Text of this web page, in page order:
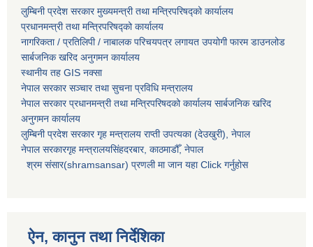
लुम्बिनी प्रदेश सरकार मुख्यमन्त्री तथा मन्त्रिपरिषद्को कार्यालय
प्रधानमन्त्री तथा मन्त्रिपरिषद्को कार्यालय
नागरिकता / प्रतिलिपी / नाबालक परिचयपत्र लगायत उपयोगी फारम डाउनलोड
सार्बजनिक खरिद अनुगमन कार्यालय
स्थानीय तह GIS नक्सा
नेपाल सरकारसञ्चार तथा सुचना प्रविधि मन्त्रालय
नेपाल सरकार प्रधानमन्त्री तथा मन्त्रिपरिषदको कार्यालय सार्बजनिक खरिद
अनुगमन कार्यालय
लुम्बिनी प्रदेश सरकार गृह मन्त्रालय राप्ती उपत्यका (देउखुरी), नेपाल
नेपाल सरकारगृह मन्त्रालयसिंहदरबार, काठमाडौँ, नेपाल
श्रम संसार(shramsansar) प्रणली मा जान यहा Click गर्नुहोस
ऐन, कानुन तथा निर्देशिका